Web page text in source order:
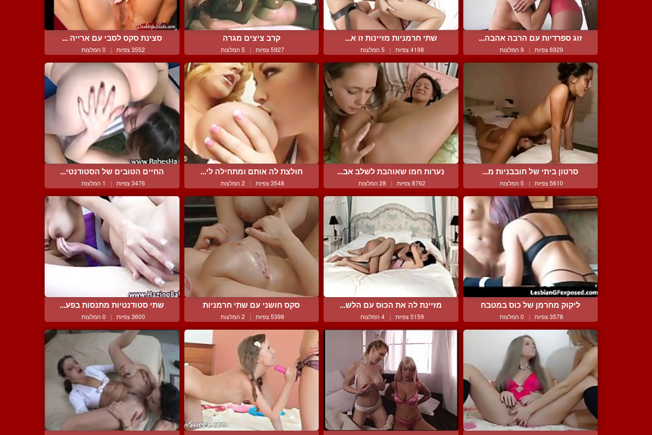
זוג ספרדיות עם הרבה אהבה...
6929 צפיות | 9 המלצות
שתי חרמניות מזיינות זו א...
4198 צפיות | 5 המלצות
קרב ציצים מגרה
5927 צפיות | 5 המלצות
סצינת סקס לסבי עם ארייה ...
3552 צפיות | 0 המלצות
סרטון ביתי של חובבניות מ...
5610 צפיות | 5 המלצות
נערות חמו שאוהבת לשלב אב...
8762 צפיות | 28 המלצות
חולצת לה אותם ומתחילה לי...
3548 צפיות | 2 המלצות
החיים הטובים של הסטודנטי...
3476 צפיות | 1 המלצות
ליקוק מחרמן של כוס במטבח
3578 צפיות | 0 המלצות
מזיינת לה את הכוס עם הלש...
5159 צפיות | 4 המלצות
סקס חושני עם שתי חרמניות
5398 צפיות | 2 המלצות
שתי סטודנטיות מתנסות בפע...
3600 צפיות | 0 המלצות